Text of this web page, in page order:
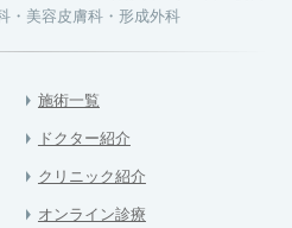
美容皮膚科・形成外科
施術一覧
ドクター紹介
クリニック紹介
オンライン診療